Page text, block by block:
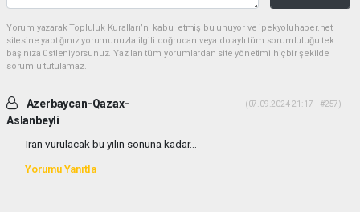
Yorum yazarak Topluluk Kuralları’nı kabul etmiş bulunuyor ve ipekyoluhaber.net
sitesine yaptığınız yorumunuzla ilgili doğrudan veya dolaylı tüm sorumluluğu tek
başınıza üstleniyorsunuz. Yazılan tüm yorumlardan site yönetimi hiçbir şekilde
sorumlu tutulamaz.
Azerbaycan-Qazax-
Aslanbeyli
(07.09.2024 21:17 - #257)
Iran vurulacak bu yilin sonuna kadar...
Yorumu Yanıtla